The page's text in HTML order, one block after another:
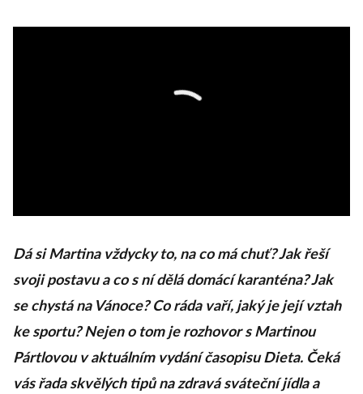
Dá si Martina vždycky to, na co má chuť? Jak řeší
svoji postavu a co s ní dělá domácí karanténa? Jak
se chystá na Vánoce? Co ráda vaří, jaký je její vztah
ke sportu? Nejen o tom je rozhovor s Martinou
Pártlovou v aktuálním vydání časopisu Dieta. Čeká
vás řada skvělých tipů na zdravá sváteční jídla a